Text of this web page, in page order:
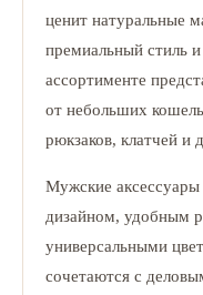
ценит натуральные
премиальный стиль
ассортименте
от небольших
рюкзаков, клатчей и
Мужские
дизайном, удобным
универсальными
сочетаются с